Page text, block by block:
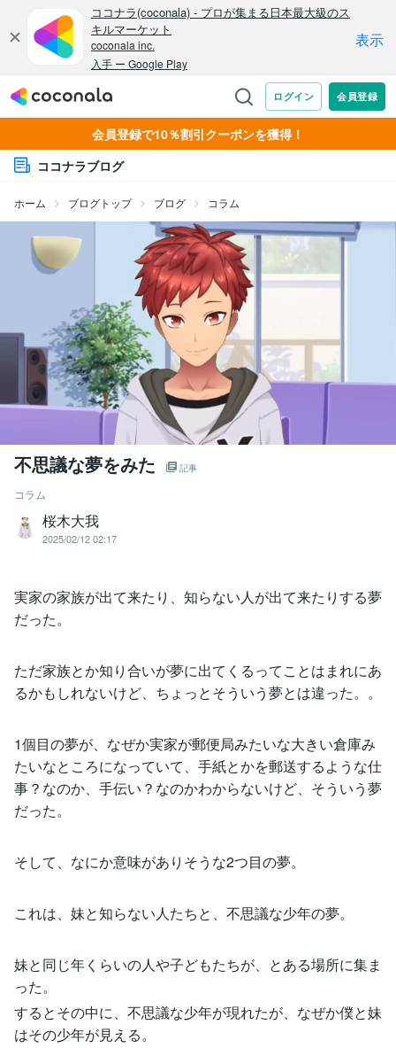
会員登録で10％割引クーポンを獲得！
ココナラブログ
ホーム ブログトップ ブログ コラム
不思議な夢をみた 記事
コラム
桜木大我
2025/02/12 02:17
実家の家族が出て来たり、知らない人が出て来たりする夢
だった。
ただ家族とか知り合いが夢に出てくるってことはまれにあ
るかもしれないけど、ちょっとそういう夢とは違った。。
1個目の夢が、なぜか実家が郵便局みたいな大きい倉庫み
たいなところになっていて、手紙とかを郵送するような仕
事？なのか、手伝い？なのかわからないけど、そういう夢
だった。
そして、なにか意味がありそうな2つ目の夢。
これは、妹と知らない人たちと、不思議な少年の夢。
妹と同じ年くらいの人や子どもたちが、とある場所に集ま
った。
するとその中に、不思議な少年が現れたが、なぜか僕と妹
はその少年が見える。